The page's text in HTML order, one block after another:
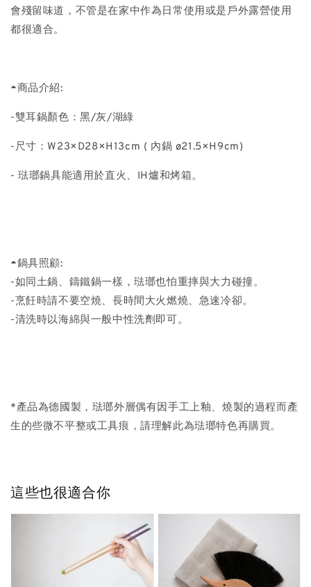
會殘留味道，不管是在家中作為日常使用或是戶外露營使用
都很適合。
◓商品介紹:
-雙耳鍋顏色：黑/灰/湖綠
-尺寸：W23×D28×H13cm ( 內鍋 ø21.5×H9cm)
- 琺瑯鍋具能適用於直火、IH爐和烤箱。
◓鍋具照顧:
-如同土鍋、鑄鐵鍋一樣，琺瑯也怕重摔與大力碰撞。
-烹飪時請不要空燒、長時間大火燃燒、急速冷卻。
-清洗時以海綿與一般中性洗劑即可。
*產品為德國製，琺瑯外層偶有因手工上釉、燒製的過程而產
生的些微不平整或工具痕，請理解此為琺瑯特色再購買。
這些也很適合你